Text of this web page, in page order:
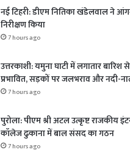
नई टिहरी: डीएम नितिका खंडेलवाल ने
निरीक्षण किया
7 hours ago
उत्तरकाशी: यमुना घाटी में लगातार
प्रभावित, सड़कों पर जलभराव और नदी-
7 hours ago
पुरोला: पीएम श्री अटल उत्कृष्ट राजकीय
कॉलेज ढुकाना में बाल संसद का गठन
7 hours ago